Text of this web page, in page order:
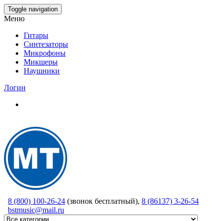
Skip
to
content
Toggle navigation
Меню
Гитары
Синтезаторы
Микрофоны
Микшеры
Наушники
Логин
8 (800) 100-26-24 (звонок бесплатный), 8 (86137) 3-26-54
bstmusic@mail.ru